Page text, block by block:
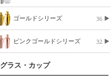
ゴールドシリーズ 36
ピンクゴールドシリーズ 32
グラス・カップ